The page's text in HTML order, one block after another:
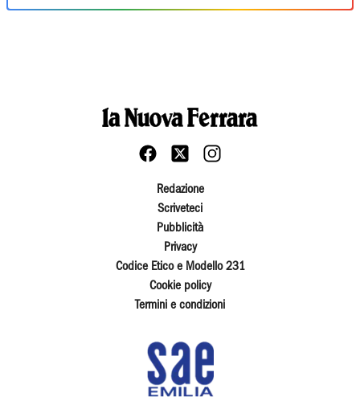
Redazione
Scriveteci
Pubblicità
Privacy
Codice Etico e Modello 231
Cookie policy
Termini e condizioni